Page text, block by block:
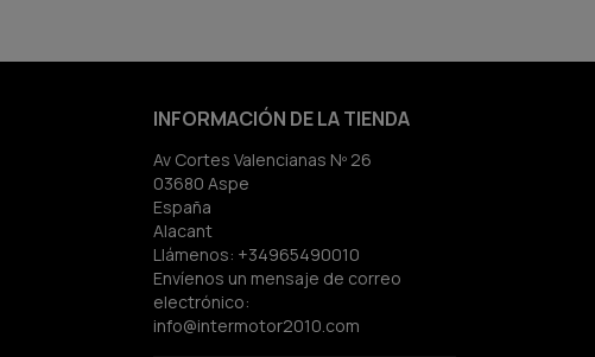
INFORMACIÓN DE LA TIENDA
Av Cortes Valencianas Nº 26
03680 Aspe
España
Alacant
Llámenos: +34965490010
Envíenos un mensaje de correo
electrónico:
info@intermotor2010.com